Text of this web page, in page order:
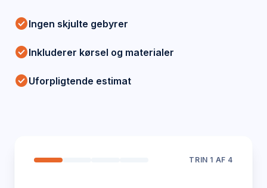
check_circleIngen skjulte gebyrer
check_circleInkluderer kørsel og materialer
check_circleUforpligtende estimat
TRIN 1 AF 4